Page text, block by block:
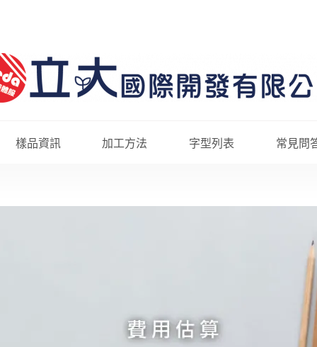
樣品資訊 加工方法 字型列表 常見問